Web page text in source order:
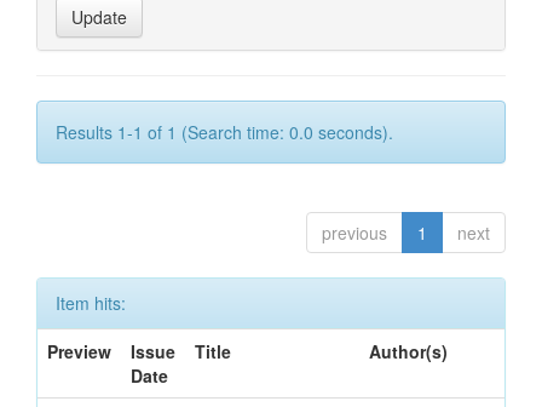
Results 1-1 of 1 (Search time: 0.0 seconds).
previous 1 next
Item hits:
Preview
Issue
Date
Title Author(s)